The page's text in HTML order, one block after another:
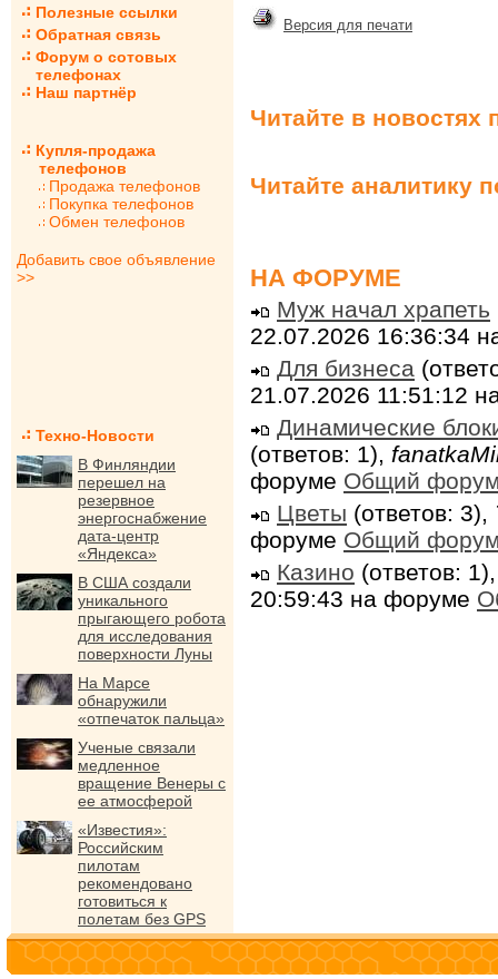
Полезные ссылки
Обратная связь
Форум о сотовых
телефонах
Наш партнёр
Купля-продажа
телефонов
Продажа телефонов
Покупка телефонов
Обмен телефонов
Добавить свое объявление
>>
Техно-Новости
В Финляндии
перешел на
резервное
энергоснабжение
дата-центр
«Яндекса»
В США создали
уникального
прыгающего робота
для исследования
поверхности Луны
На Марсе
обнаружили
«отпечаток пальца»
Ученые связали
медленное
вращение Венеры с
ее атмосферой
«Известия»:
Российским
пилотам
рекомендовано
готовиться к
полетам без GPS
Версия для печати
Читайте в новостях
Читайте аналитику
НА ФОРУМЕ
Муж начал храпеть
22.07.2026 16:36:34
Для бизнеса
21.07.2026 11:51:12
Динамические
(ответов: 1),
форуме Общий
Цветы (ответов: 3),
форуме Общий
Казино (ответов:
20:59:43 на форуме